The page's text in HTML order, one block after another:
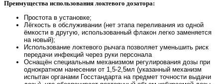
Преимущества использования локтевого дозатора:
Простота в установке;
Лёгкость в обслуживании (нет этапа переливания из одной
ёмкости в другую, использованный флакон легко заменяется
на новый);
Использование локтевого рычага позволяет уменьшить риск
передачи инфекций через руки персонала
Оснащён специальным механизмом регулирования дозы при
однократном нанесении от 1,5-2,5мл (указанный механизм
испытан органами Госстандарта на предмет точности выдачи